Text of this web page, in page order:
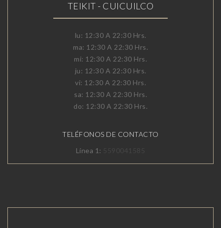
TEIKIT - CUICUILCO
lu: 12:30 A 22:30 Hrs.
ma: 12:30 A 22:30 Hrs.
mi: 12:30 A 22:30 Hrs.
ju: 12:30 A 22:30 Hrs.
vi: 12:30 A 22:30 Hrs.
sa: 12:30 A 22:30 Hrs.
do: 12:30 A 22:30 Hrs.
TELÉFONOS DE CONTACTO
Línea 1:
5590041585